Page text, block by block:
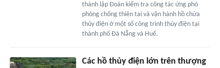
thành lập Đoàn kiểm tra công tác ứng phó
phòng chống thiên tai và vận hành hồ chứa
thủy điện ở một số công trình thủy điện tại
thành phố Đà Nẵng và Huế.
Các hồ thủy điện lớn trên thượng